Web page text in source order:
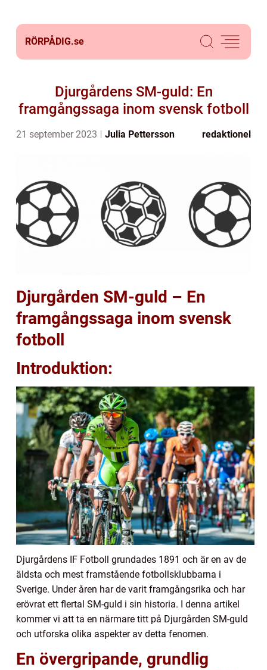
RÖRPÅDIG.se
Djurgårdens SM-guld: En
framgångssaga inom svensk fotboll
21 september 2023 Julia Pettersson redaktionel
Djurgården SM-guld – En
framgångssaga inom svensk
fotboll
Introduktion:
Djurgårdens IF Fotboll grundades 1891 och är en av de
äldsta och mest framstående fotbollsklubbarna i
Sverige. Under åren har de varit framgångsrika och har
erövrat ett flertal SM-guld i sin historia. I denna artikel
kommer vi att ta en närmare titt på Djurgården SM-guld
och utforska olika aspekter av detta fenomen.
En övergripande, grundlig